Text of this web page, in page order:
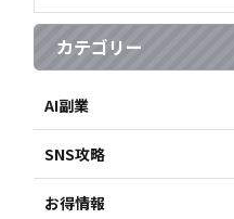
カテゴリー
AI副業
SNS攻略
お得情報